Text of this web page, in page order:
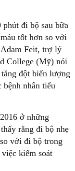
tốt hơn so với
Feit, trợ lý
College (Mỹ) nói
đột biến lượng
bệnh nhân tiểu
rằng đi bộ nhẹ
với đi bộ trong
kiểm soát